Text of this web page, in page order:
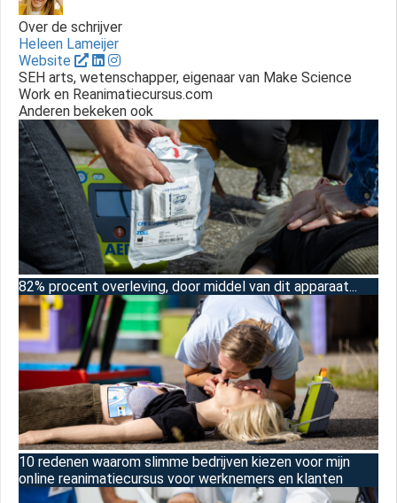
Over de schrijver
Heleen Lameijer
Website
SEH arts, wetenschapper, eigenaar van Make Science
Work en Reanimatiecursus.com
Anderen bekeken ook
82% procent overleving, door middel van dit apparaat...
10 redenen waarom slimme bedrijven kiezen voor mijn
online reanimatiecursus voor werknemers en klanten